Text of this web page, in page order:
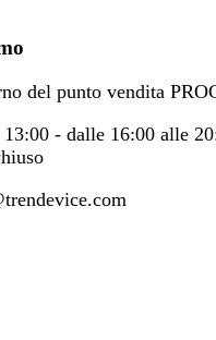
del punto vendita
- dalle 16:00 alle